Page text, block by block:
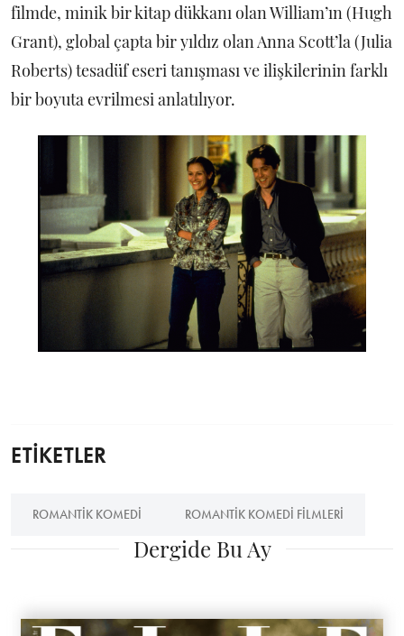
filmde, minik bir kitap dükkanı olan William’ın (Hugh
Grant), global çapta bir yıldız olan Anna Scott’la (Julia
Roberts) tesadüf eseri tanışması ve ilişkilerinin farklı
bir boyuta evrilmesi anlatılıyor.
ETİKETLER
ROMANTIK KOMEDI ROMANTIK KOMEDI FILMLERI
Dergide Bu Ay